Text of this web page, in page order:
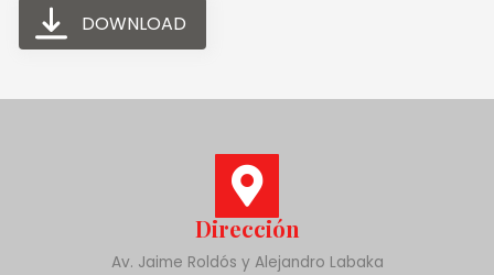
DOWNLOAD
Dirección
Av. Jaime Roldós y Alejandro Labaka